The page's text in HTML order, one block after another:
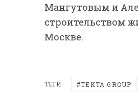
Мангутовым и
строительством
Москве.
ТЕГИ TEKTA GROUP